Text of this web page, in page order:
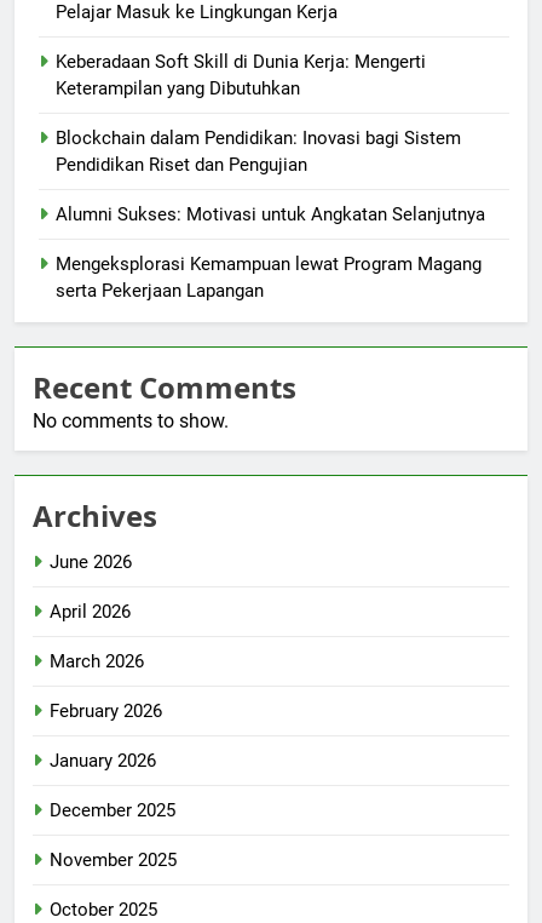
Pelajar Masuk ke Lingkungan Kerja
Keberadaan Soft Skill di Dunia Kerja: Mengerti
Keterampilan yang Dibutuhkan
Blockchain dalam Pendidikan: Inovasi bagi Sistem
Pendidikan Riset dan Pengujian
Alumni Sukses: Motivasi untuk Angkatan Selanjutnya
Mengeksplorasi Kemampuan lewat Program Magang
serta Pekerjaan Lapangan
Recent Comments
No comments to show.
Archives
June 2026
April 2026
March 2026
February 2026
January 2026
December 2025
November 2025
October 2025